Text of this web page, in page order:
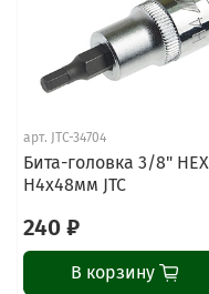
арт. JTC-34704
Бита-головка 3/8" HEX
H4х48мм JTC
240 ₽
В корзину